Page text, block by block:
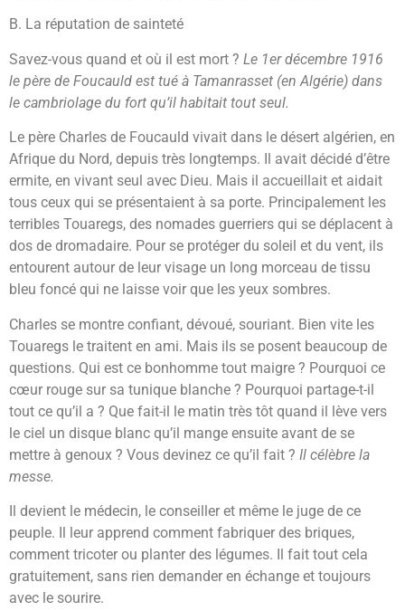
B. La réputation de sainteté
Savez-vous quand et où il est mort ? Le 1er décembre 1916
le père de Foucauld est tué à Tamanrasset (en Algérie) dans
le cambriolage du fort qu’il habitait tout seul.
Le père Charles de Foucauld vivait dans le désert algérien, en
Afrique du Nord, depuis très longtemps. Il avait décidé d’être
ermite, en vivant seul avec Dieu. Mais il accueillait et aidait
tous ceux qui se présentaient à sa porte. Principalement les
terribles Touaregs, des nomades guerriers qui se déplacent à
dos de dromadaire. Pour se protéger du soleil et du vent, ils
entourent autour de leur visage un long morceau de tissu
bleu foncé qui ne laisse voir que les yeux sombres.
Charles se montre confiant, dévoué, souriant. Bien vite les
Touaregs le traitent en ami. Mais ils se posent beaucoup de
questions. Qui est ce bonhomme tout maigre ? Pourquoi ce
cœur rouge sur sa tunique blanche ? Pourquoi partage-t-il
tout ce qu’il a ? Que fait-il le matin très tôt quand il lève vers
le ciel un disque blanc qu’il mange ensuite avant de se
mettre à genoux ? Vous devinez ce qu’il fait ? Il célèbre la
messe.
Il devient le médecin, le conseiller et même le juge de ce
peuple. Il leur apprend comment fabriquer des briques,
comment tricoter ou planter des légumes. Il fait tout cela
gratuitement, sans rien demander en échange et toujours
avec le sourire.